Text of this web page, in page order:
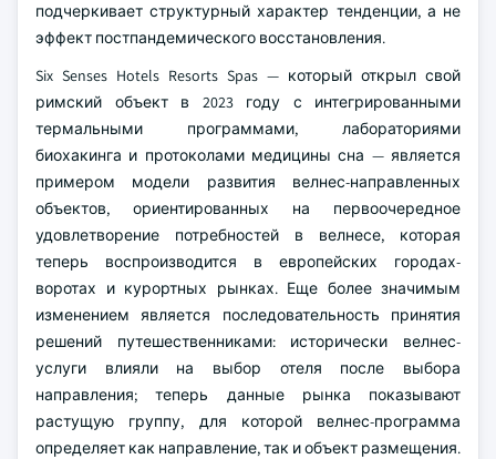
подчеркивает структурный характер тенденции, а не
эффект постпандемического восстановления.
Six Senses Hotels Resorts Spas — который открыл свой
римский объект в 2023 году с интегрированными
термальными программами, лабораториями
биохакинга и протоколами медицины сна — является
примером модели развития велнес-направленных
объектов, ориентированных на первоочередное
удовлетворение потребностей в велнесе, которая
теперь воспроизводится в европейских городах-
воротах и курортных рынках. Еще более значимым
изменением является последовательность принятия
решений путешественниками: исторически велнес-
услуги влияли на выбор отеля после выбора
направления; теперь данные рынка показывают
растущую группу, для которой велнес-программа
определяет как направление, так и объект размещения.